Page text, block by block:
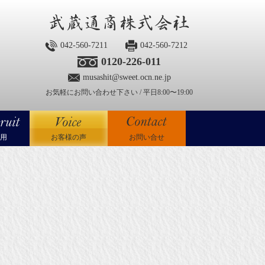
042-560-7211 042-560-7212
0120-226-011
musashit@sweet.ocn.ne.jp
お気軽にお問い合わせ下さい / 平日8:00〜19:00
お客様の声 お問い合せ